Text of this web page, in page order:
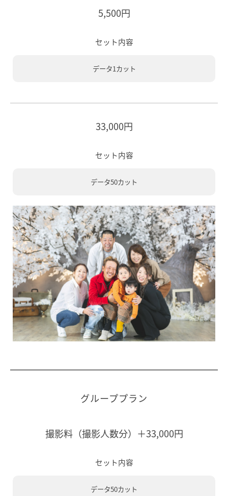
5,500円
セット内容
データ1カット
33,000円
セット内容
データ50カット
グループプラン
撮影料（撮影人数分）＋33,000円
セット内容
データ50カット